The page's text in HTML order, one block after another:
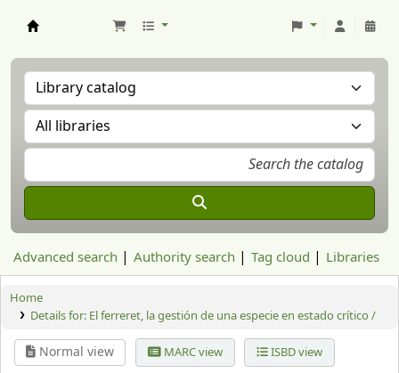
Advanced search Authority search Tag cloud Libraries
Home
Details for: El ferreret, la gestión de una especie en estado crítico /
Normal view MARC view ISBD view